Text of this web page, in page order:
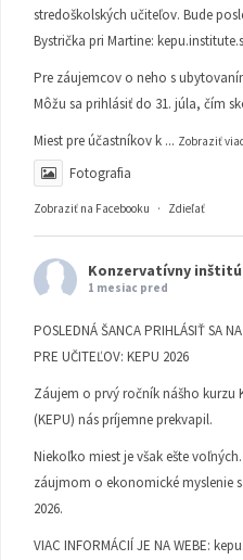
stredoškolských učiteľov. Bude
Bystrička pri Martine:
Pre záujemcov o neho s
Môžu sa prihlásiť do 31. júla, čím
Miest pre účastníkov k ... Zobraziť viac
Fotografia
Zobraziť na Facebooku · Zdieľať
Konzervatívny
1 mesiac pred
POSLEDNÁ ŠANCA PRIHLÁSIŤ SA
PRE UČITEĽOV: KEPU 2026
Záujem o prvý ročník nášho kurzu
(KEPU) nás príjemne prekvapil.
Niekoľko miest je však ešte
záujmom o ekonomické myslenie
2026.
VIAC INFORMÁCIÍ JE NA WEBE: